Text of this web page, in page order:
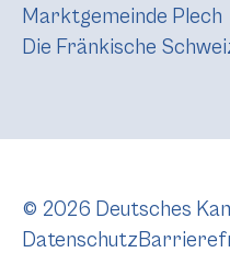
Marktgemeinde Plech
Die Fränkische
© 2026 Deutsches
Datenschutz